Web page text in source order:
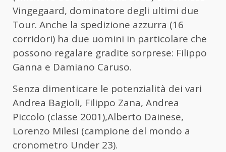
Vingegaard, dominatore degli ultimi due
Tour. Anche la spedizione azzurra (16
corridori) ha due uomini in particolare che
possono regalare gradite sorprese: Filippo
Ganna e Damiano Caruso.
Senza dimenticare le potenzialità dei vari
Andrea Bagioli, Filippo Zana, Andrea
Piccolo (classe 2001),Alberto Dainese,
Lorenzo Milesi (campione del mondo a
cronometro Under 23).